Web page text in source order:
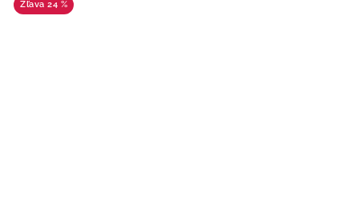
24 %